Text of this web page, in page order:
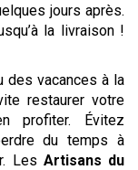
jours après.
la livraison !
des vacances à la
restaurer votre
profiter. Évitez
du temps à
Les Artisans du